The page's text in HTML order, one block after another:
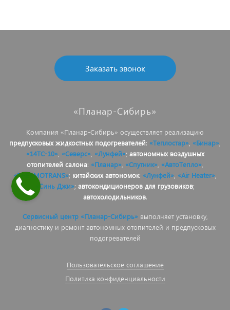
Заказать звонок
«Планар-Сибирь»
Компания «Планар-Сибирь» осуществляет реализацию
предпусковых жидкостных подогревателей: «Теплостар» «Бинар»
«14ТС-10», «Северс», «Лунфей»; автономных воздушных
отопителей салона: «Планар» «Спутник» «АвтоТепло»
«THERMOTRANS»; китайских автономок: «Лунфей», «Air Heater»,
«Синь Джи»; автокондиционеров для грузовиков;
автохолодильников.
Сервисный центр «Планар-Сибирь»выполняет установку,
диагностику и ремонт автономных отопителей и предпусковых
подогревателей
Пользовательское соглашение
Политика конфиденциальности